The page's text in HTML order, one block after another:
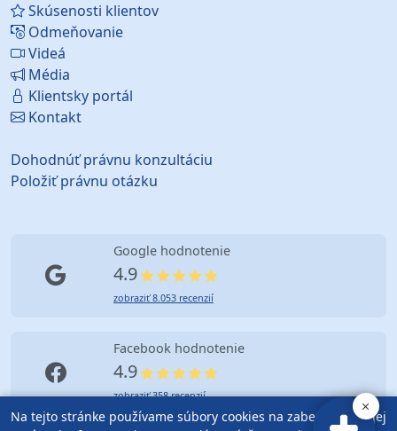
Skúsenosti klientov
Odmeňovanie
Videá
Média
Klientsky portál
Kontakt
Dohodnúť právnu konzultáciu
Položiť právnu otázku
Google hodnotenie
4.9
zobraziť 8.053 recenzií
Facebook hodnotenie
4.9
zobraziť 358 recenzií
Na tejto stránke používame súbory cookies na zabezpečenie jej